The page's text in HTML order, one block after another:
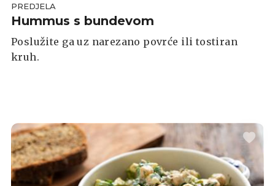
PREDJELA
Hummus s bundevom
Poslužite ga uz narezano povrće ili tostiran
kruh.